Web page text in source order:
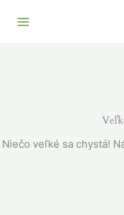
Niečo veľké sa chystá!